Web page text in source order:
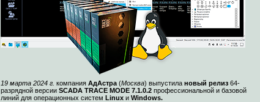
19 марта 2024 г. компания АдАстра (Москва) выпустила новый релиз 64-
разрядной версии SCADA TRACE MODE 7.1.0.2 профессиональной и базовой
линий для операционных систем Linux и Windows.